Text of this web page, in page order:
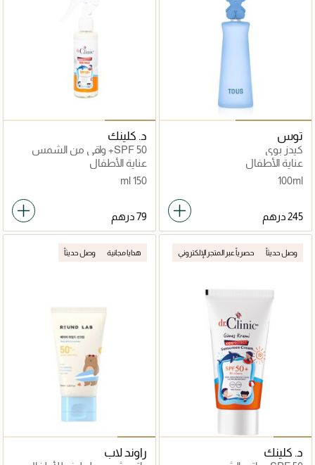
توس
كيدز بوي
عناية الأطفال
100ml
د. كلينك
SPF 50+ واقي من الشمس
للأطفال
عناية الأطفال
150 ml
وصل حديثاً حصرياً عبر المتجر الإلكتروني
د. كلينك
هدايا مجانية وصل حديثاً
راوند لاب